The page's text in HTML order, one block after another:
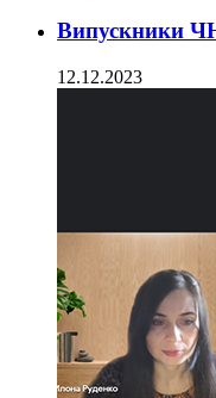
Випускники
12.12.2023